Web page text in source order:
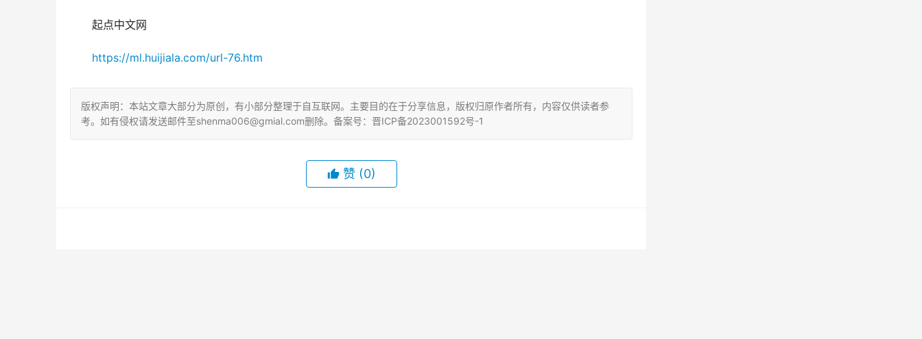
起点中文网
https://ml.huijiala.com/url-76.htm
版权声明：本站文章大部分为原创，有小部分整理于自互联网。主要目的在于分享信息，版权归原作者所有，内容仅供读者参
考。如有侵权请发送邮件至shenma006@gmial.com删除。备案号：晋ICP备2023001592号-1
赞 (0)